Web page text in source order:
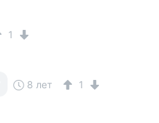
1
8 лет 1